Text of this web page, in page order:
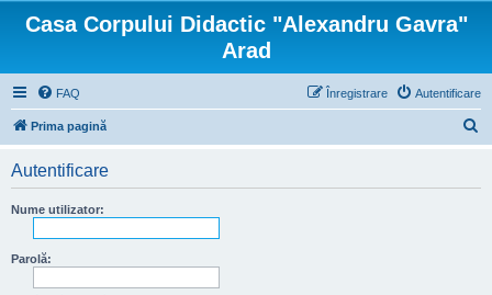
Casa Corpului Didactic "Alexandru Gavra"
Arad
FAQ Autentificare
Înregistrare
Prima pagină
Autentificare
Nume utilizator:
Parolă: